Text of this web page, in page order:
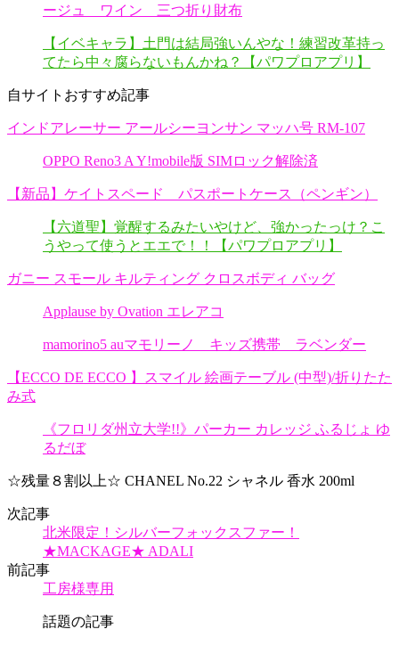
ージュ ワイン 三つ折り財布
【イベキャラ】土門は結局強いんやな！練習改革持っ
てたら中々腐らないもんかね？【パワプロアプリ】
自サイトおすすめ記事
インドアレーサー アールシーヨンサン マッハ号 RM-107
OPPO Reno3 A Y!mobile版 SIMロック解除済
【新品】ケイトスペード パスポートケース（ペンギン）
【六道聖】覚醒するみたいやけど、強かったっけ？こ
うやって使うとエエで！！【パワプロアプリ】
ガニー スモール キルティング クロスボディ バッグ
Applause by Ovation エレアコ
mamorino5 auマモリーノ キッズ携帯 ラベンダー
【ECCO DE ECCO 】スマイル 絵画テーブル (中型)/折りたた
み式
《フロリダ州立大学!!》パーカー カレッジ ふるじょ ゆ
るだぼ
☆残量８割以上☆ CHANEL No.22 シャネル 香水 200ml
次記事
北米限定！シルバーフォックスファー！
★MACKAGE★ ADALI
前記事
工房様専用
話題の記事